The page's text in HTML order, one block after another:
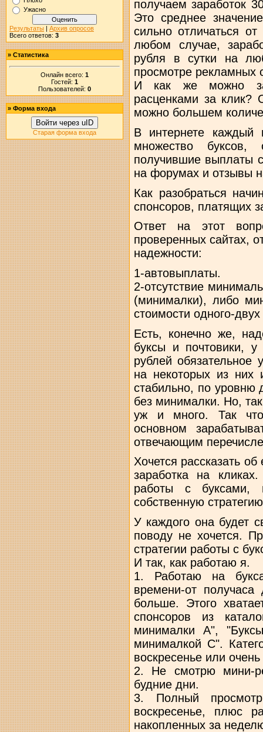
Ужасно
Результаты| Архив опросов
Всего ответов: 3
» Статистика
Онлайн всего: 1
Гостей: 1
Пользователей: 0
» Форма входа
Войти через uID
Старая форма входа
получаем заработок
Это среднее
сильно отличаться
любом случае,
рубля в сутки на
просмотре рекламных
И как же можно
расценками за клик?
можно большем
В интернете каждый
множество буксов,
получившие выплаты
на форумах и отзывы
Как разобраться
спонсоров, платящих
Ответ на этот
проверенных сайтах,
надежности:
1-автовыплаты.
2-отсутствие
(минималки), либо
стоимости одного-
Есть, конечно же,
буксы и почтовики,
рублей
на некоторых из них
стабильно, по уровню
без минималки. Но,
уж и много. Так
основном
отвечающим
Хочется рассказать
заработка на
работы с буксами,
собственную
У каждого она будет
поводу не хочется.
стратегии работы с
И так, как работаю я.
1. Работаю на
времени-от
больше. Этого
спонсоров из
минималки A",
минималкой С".
воскресенье или
2. Не смотрю мини-
будние дни.
3. Полный
воскресенье, плюс
накопленных за